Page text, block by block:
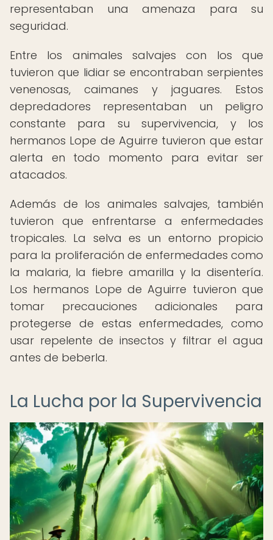
representaban una amenaza para su
seguridad.
Entre los animales salvajes con los que
tuvieron que lidiar se encontraban serpientes
venenosas, caimanes y jaguares. Estos
depredadores representaban un peligro
constante para su supervivencia, y los
hermanos Lope de Aguirre tuvieron que estar
alerta en todo momento para evitar ser
atacados.
Además de los animales salvajes, también
tuvieron que enfrentarse a enfermedades
tropicales. La selva es un entorno propicio
para la proliferación de enfermedades como
la malaria, la fiebre amarilla y la disentería.
Los hermanos Lope de Aguirre tuvieron que
tomar precauciones adicionales para
protegerse de estas enfermedades, como
usar repelente de insectos y filtrar el agua
antes de beberla.
La Lucha por la Supervivencia